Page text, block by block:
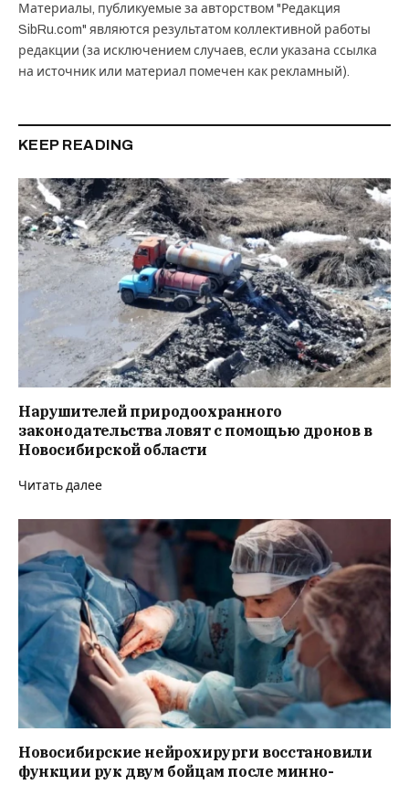
Материалы, публикуемые за авторством "Редакция
SibRu.com" являются результатом коллективной работы
редакции (за исключением случаев, если указана ссылка
на источник или материал помечен как рекламный).
KEEP READING
Нарушителей природоохранного
законодательства ловят с помощью дронов в
Новосибирской области
Читать далее
Новосибирские нейрохирурги восстановили
функции рук двум бойцам после минно-